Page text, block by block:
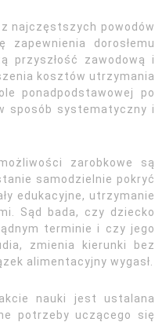
najczęstszych powodów
dorosłemu
przyszłość zawodową i
kosztów utrzymania
ponadpodstawowej po
sposób systematyczny i
zarobkowe są
samodzielnie pokryć
edukacyjne, utrzymanie
Sąd bada, czy dziecko
terminie i czy jego
zmienia kierunki bez
alimentacyjny wygasł.
nauki jest ustalana
potrzeby uczącego się